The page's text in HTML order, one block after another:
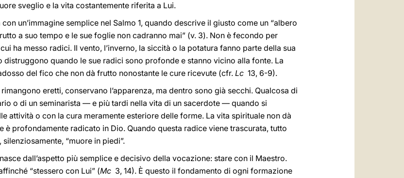
sveglio e la vita costantemente riferita a Lui.
un’immagine semplice nel Salmo 1, quando descrive il giusto come un “albero
a suo tempo e le sue foglie non cadranno mai” (v. 3). Non è fecondo per
ha messo radici. Il vento, l’inverno, la siccità o la potatura fanno parte della sua
distruggono quando le sue radici sono profonde e stanno vicino alla fonte. La
del fico che non dà frutto nonostante le cure ricevute (cfr.Lc 13, 6-9).
eretti, conservano l’apparenza, ma dentro sono già secchi. Qualcosa di
o di un seminarista — e più tardi nella vita di un sacerdote — quando si
attività o con la cura meramente esteriore delle forme. La vita spirituale non dà
è profondamente radicato in Dio. Quando questa radice viene trascurata, tutto
“muore in piedi”.
dall’aspetto più semplice e decisivo della vocazione: stare con il Maestro.
“stessero con Lui” (Mc 3, 14). È questo il fondamento di ogni formazione